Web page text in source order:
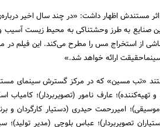
مستندش اظهار داشت: «در چند سال اخیر
صنایع به طرز وحشتناکی به محیط زیست آسیب
از استخراج مس را مطرح می‌کند. این فیلم در
ارائه خواهد شد.»
«تب مسین» که در مرکز گسترش سینمای
عارف نامور (تصویربردار)؛ کامیاب
امیررحمت حیدری (دستیار کارگردان و
تصویربردار)؛ عباس بلوچی (مدیر تولید)؛